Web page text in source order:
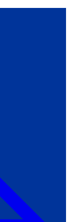
пісенний
ти є!»
«Жестова
це…»
та
закладів